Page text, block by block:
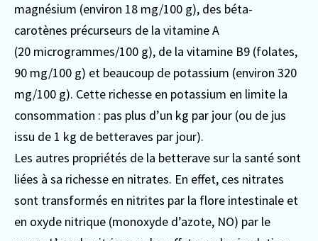
magnésium (environ 18 mg/100 g), des béta-
carotènes précurseurs de la vitamine A
(20 microgrammes/100 g), de la vitamine B9 (folates,
90 mg/100 g) et beaucoup de potassium (environ 320
mg/100 g). Cette richesse en potassium en limite la
consommation : pas plus d’un kg par jour (ou de jus
issu de 1 kg de betteraves par jour).
Les autres propriétés de la betterave sur la santé sont
liées à sa richesse en nitrates. En effet, ces nitrates
sont transformés en nitrites par la flore intestinale et
en oxyde nitrique (monoxyde d’azote, NO) par le